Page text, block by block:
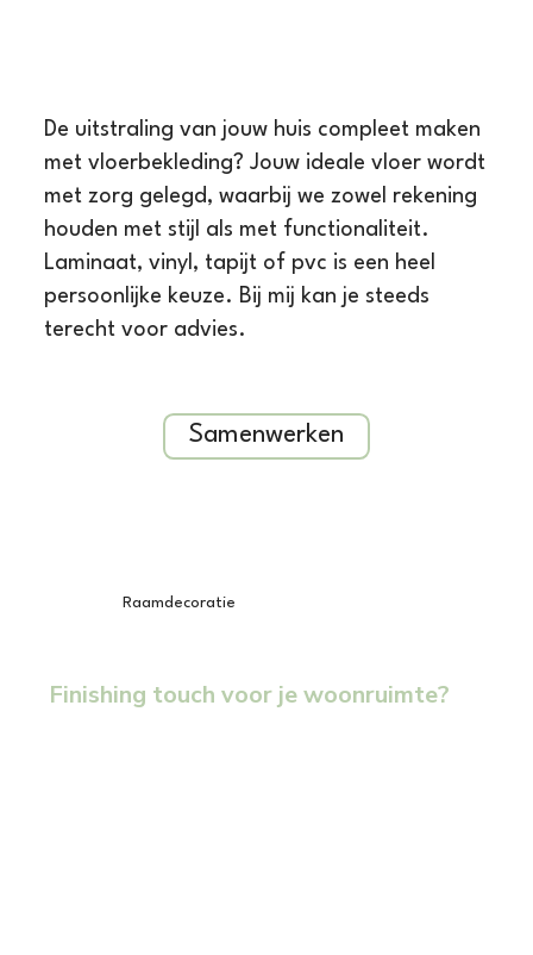
Samenwerken
De uitstraling van jouw huis compleet maken
met vloerbekleding? Jouw ideale vloer wordt
met zorg gelegd, waarbij we zowel rekening
houden met stijl als met functionaliteit.
Laminaat, vinyl, tapijt of pvc is een heel
persoonlijke keuze. Bij mij kan je steeds
terecht voor advies.
Finishing touch voor je woonruimte?
Raamdecoratie